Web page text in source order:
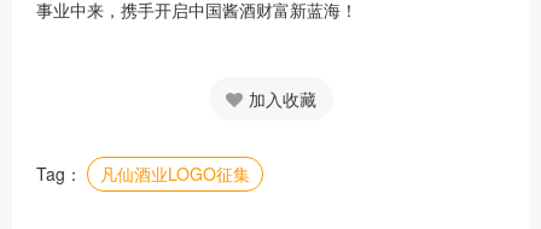
事业中来，携手开启中国酱酒财富新蓝海！
加入收藏
Tag： 凡仙酒业LOGO征集